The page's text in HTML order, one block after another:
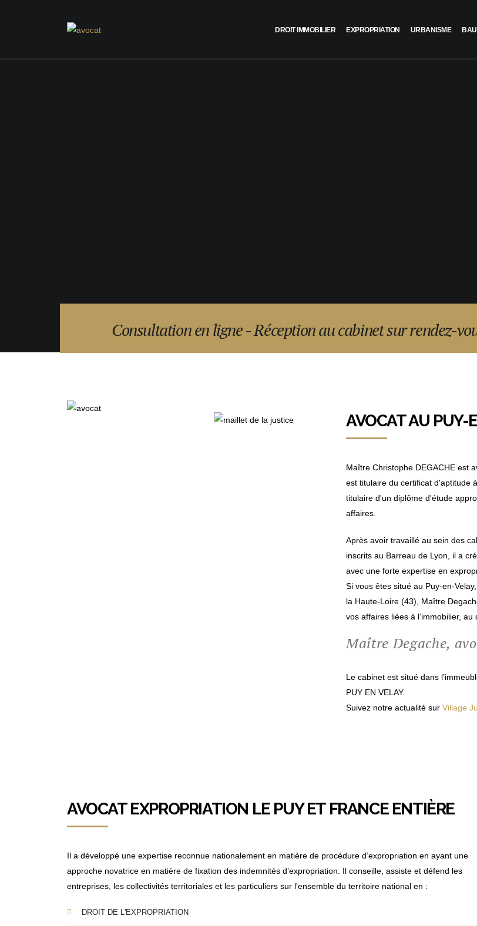
DROIT IMMOBILIER EXPROPRIATION URBANISME
Consultation en ligne - Réception au cabinet sur rendez-
AVOCAT AU PUY-
Maître Christophe DEGACHE est
est titulaire du certificat d'aptitude
titulaire d'un diplôme d'étude
affaires.
Après avoir travaillé au sein des
inscrits au Barreau de Lyon, il a
avec une forte expertise en
Si vous êtes situé au Puy-en-
la Haute-Loire (43), Maître
vos affaires liées à l’immobilier,
Maître Degache,
Le cabinet est situé dans
PUY EN VELAY.
Suivez notre actualité sur Village
AVOCAT EXPROPRIATION LE PUY ET FRANCE ENTIÈRE
Il a développé une expertise reconnue nationalement en matière de procédure d’expropriation en ayant une
approche novatrice en matière de fixation des indemnités d’expropriation. Il conseille, assiste et défend les
entreprises, les collectivités territoriales et les particuliers sur l'ensemble du territoire national en :
DROIT DE L'EXPROPRIATION